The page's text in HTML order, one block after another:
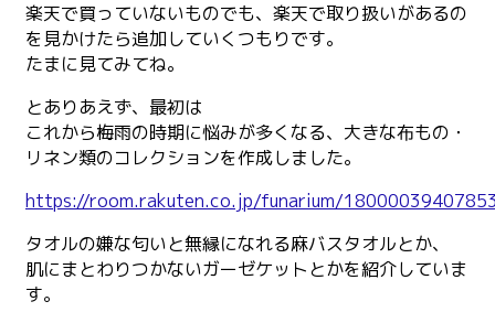
楽天で買っていないものでも、楽天で取り扱いがあるの
を見かけたら追加していくつもりです。
たまに見てみてね。
とありあえず、最初は
これから梅雨の時期に悩みが多くなる、大きな布もの・
リネン類のコレクションを作成しました。
https://room.rakuten.co.jp/funarium/
タオルの嫌な匂いと無縁になれる麻バスタオルとか、
肌にまとわりつかないガーゼケットとかを紹介していま
す。